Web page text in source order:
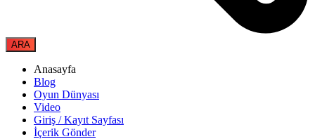
Anasayfa
Blog
Oyun Dünyası
Video
Giriş / Kayıt Sayfası
İçerik Gönder